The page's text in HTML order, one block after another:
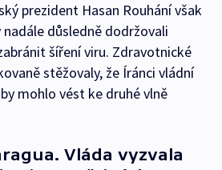
prezident Hasan Rouhání však
nadále důsledně dodržovali
šíření viru. Zdravotnické
stěžovaly, že Íránci vládní
mohlo vést ke druhé vlně
Vláda vyzvala